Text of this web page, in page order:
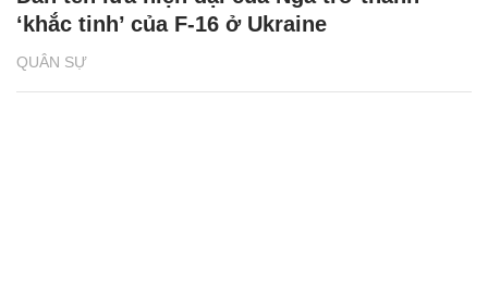
QUÂN SỰ
‘khắc tinh’ của F-16 ở Ukraine